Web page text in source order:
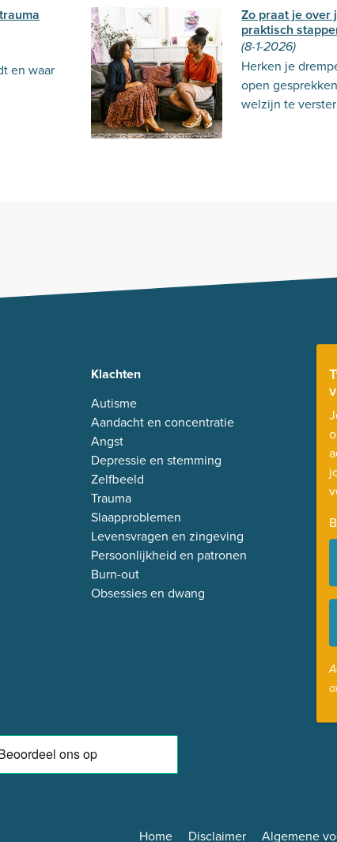
en waar
Zo praat je over
praktisch
(8-1-2026)
Herken je
open
welzijn te
Klachten
Autisme
Aandacht en concentratie
Angst
Depressie en stemming
Zelfbeeld
Trauma
Slaapproblemen
Levensvragen en zingeving
Persoonlijkheid en patronen
Burn-out
Obsessies en dwang
Home Disclaimer Algemene